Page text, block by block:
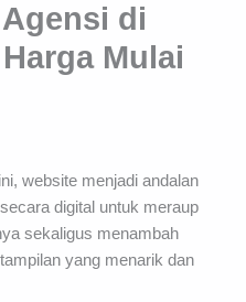
di
Mulai
website menjadi andalan
digital untuk meraup
sekaligus menambah
yang menarik dan